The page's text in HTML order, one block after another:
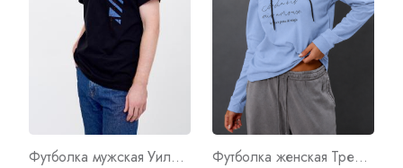
Футболка мужская Уилл Ч Арт. 8972 Футболка женская Трейси Д/Р Г Арт. 10753